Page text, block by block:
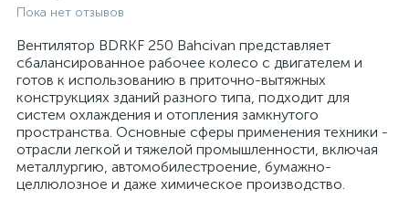
Пока нет отзывов
Вентилятор BDRKF 250 Bahcivan представляет
сбалансированное рабочее колесо с двигателем и
готов к использованию в приточно-вытяжных
конструкциях зданий разного типа, подходит для
систем охлаждения и отопления замкнутого
пространства. Основные сферы применения техники -
отрасли легкой и тяжелой промышленности, включая
металлургию, автомобилестроение, бумажно-
целлюлозное и даже химическое производство.